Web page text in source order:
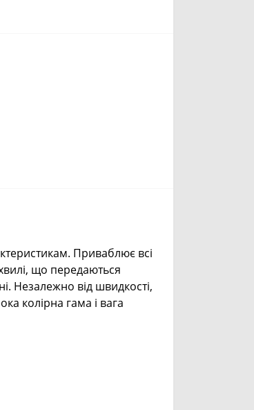
Приваблює всі
що передаються
Незалежно від швидкості,
колірна гама і вага